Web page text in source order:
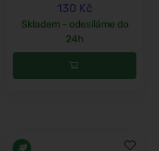
130 Kč
Skladem - odesíláme do
24h